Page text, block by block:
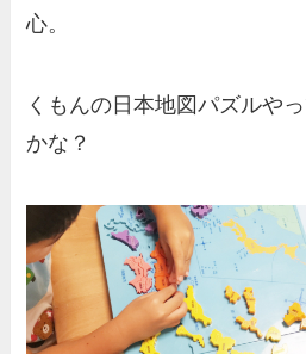
心。
くもんの日本地図パズルや
かな？